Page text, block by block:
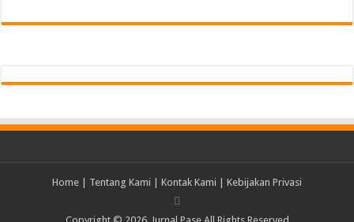
Home Tentang Kami Kontak Kami Kebijakan Privasi